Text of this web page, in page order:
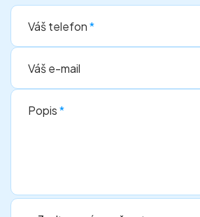
Váš telefon*
Váš e-mail
Popis*